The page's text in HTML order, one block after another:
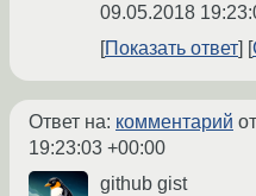
09.05.2018
Показать ответ
Ответ на: комментарий
19:23:03 +00:00
github gist